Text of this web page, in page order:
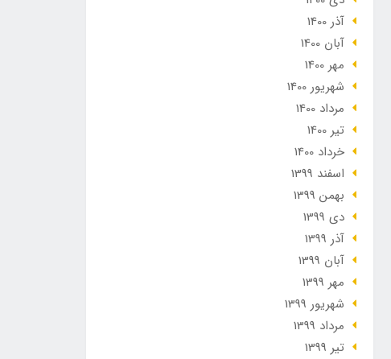
آذر 1400
آبان 1400
مهر 1400
شهریور 1400
مرداد 1400
تير 1400
خرداد 1400
اسفند 1399
بهمن 1399
دی 1399
آذر 1399
آبان 1399
مهر 1399
شهریور 1399
مرداد 1399
تير 1399